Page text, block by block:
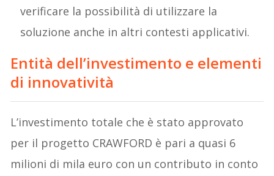
verificare la possibilità di utilizzare la
soluzione anche in altri contesti applicativi.
Entità dell’investimento e elementi
di innovatività
L’investimento totale che è stato approvato
per il progetto CRAWFORD è pari a quasi 6
milioni di mila euro con un contributo in conto